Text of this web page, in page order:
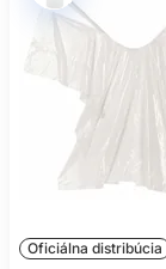
Oficiálna distribúcia